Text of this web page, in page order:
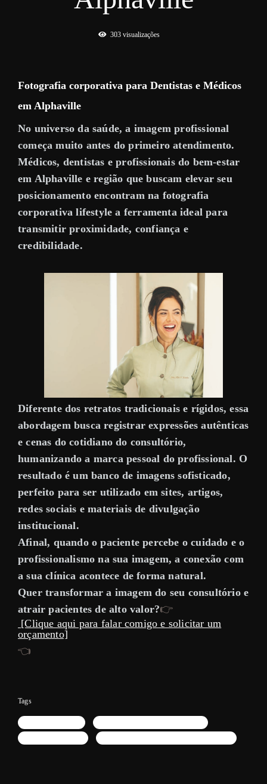
303 visualizações
Fotografia corporativa para Dentistas e Médicos
em Alphaville
No universo da saúde, a imagem profissional
começa muito antes do primeiro atendimento.
Médicos, dentistas e profissionais do bem-estar
em Alphaville e região que buscam elevar seu
posicionamento encontram na fotografia
corporativa lifestyle a ferramenta ideal para
transmitirproximidade, confiança e
credibilidade.
Diferente dos retratos tradicionais e rígidos, essa
abordagem busca registrarexpressões autênticas
e cenas do cotidiano do consultório,
humanizando a marca pessoal do profissional. O
resultado é um banco de imagens sofisticado,
perfeito para ser utilizado em sites, artigos,
redes sociais e materiais de divulgação
institucional.
Afinal, quando o paciente percebe o cuidado e o
profissionalismo na sua imagem, a conexão com
a sua clínica acontece de forma natural.
Quer transformar a imagem do seu consultório e
atrair pacientes de alto valor?👉
[Clique aqui para falar comigo e solicitar um
orçamento]
👈
Tags